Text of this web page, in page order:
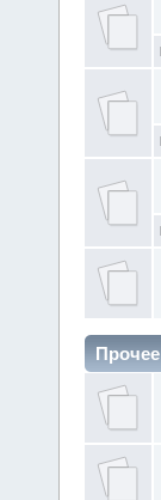
Прочее